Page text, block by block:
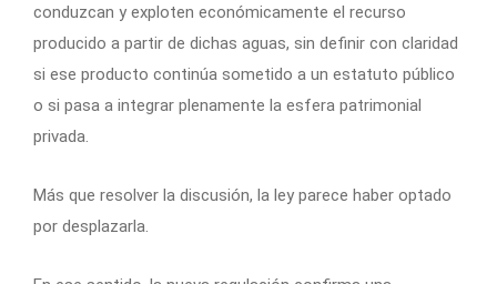
conduzcan y exploten económicamente el recurso
producido a partir de dichas aguas, sin definir con claridad
si ese producto continúa sometido a un estatuto público
o si pasa a integrar plenamente la esfera patrimonial
privada.
Más que resolver la discusión, la ley parece haber optado
por desplazarla.